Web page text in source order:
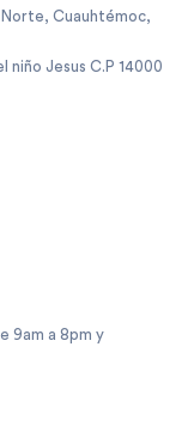
Norte, Cuauhtémoc,
niño Jesus C.P 14000
9am a 8pm y